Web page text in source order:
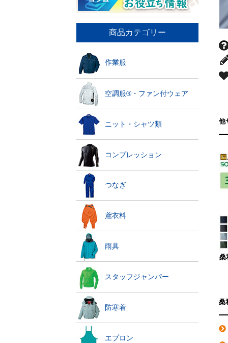
商品カテゴリー
作業服
空調服®・ファン付ウェア
ニット・シャツ類
コンプレッション
つなぎ
鳶衣料
雨具
スタッフジャンパー
防寒着
エプロン
他
桑
桑